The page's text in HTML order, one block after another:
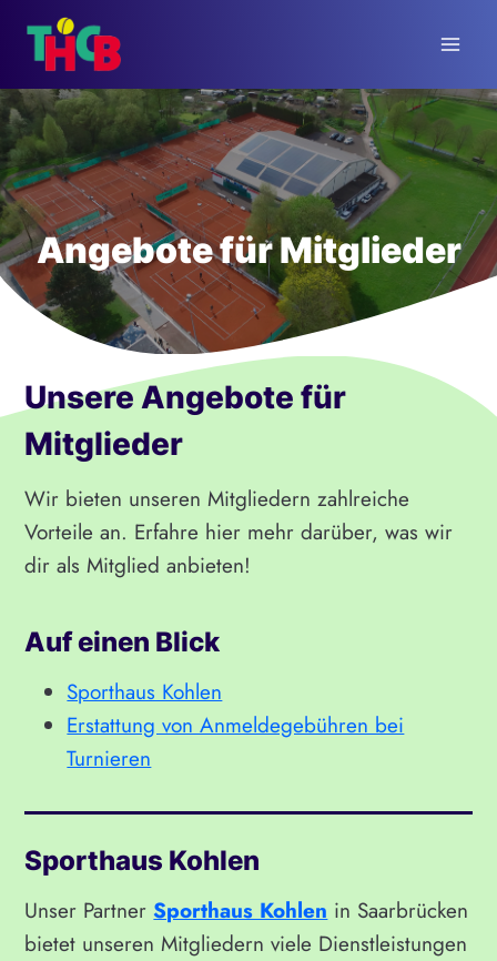
springen
Angebote für Mitglieder
Unsere Angebote für
Mitglieder
Wir bieten unseren Mitgliedern zahlreiche
Vorteile an. Erfahre hier mehr darüber, was wir
dir als Mitglied anbieten!
Auf einen Blick
Sporthaus Kohlen
Erstattung von Anmeldegebühren bei
Turnieren
Sporthaus Kohlen
Unser PartnerSporthaus Kohlenin Saarbrücken
bietet unseren Mitgliedern viele Dienstleistungen